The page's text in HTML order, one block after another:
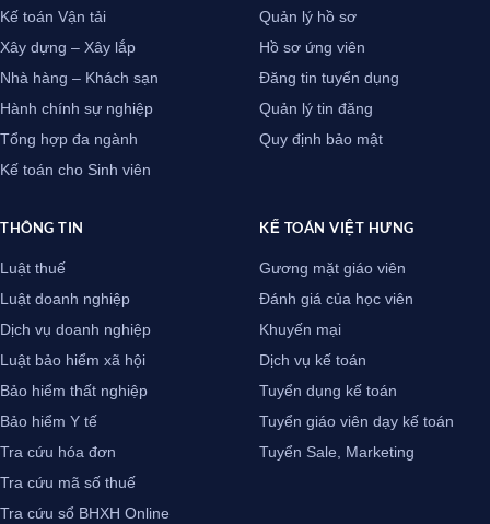
Kế toán Vận tải
Xây dựng – Xây lắp
Nhà hàng – Khách sạn
Hành chính sự nghiệp
Tổng hợp đa ngành
Kế toán cho Sinh viên
Quản lý hồ sơ
Hồ sơ ứng viên
Đăng tin tuyển dụng
Quản lý tin đăng
Quy định bảo mật
THÔNG TIN
Luật thuế
Luật doanh nghiệp
Dịch vụ doanh nghiệp
Luật bảo hiểm xã hội
Bảo hiểm thất nghiệp
Bảo hiểm Y tế
Tra cứu hóa đơn
Tra cứu mã số thuế
Tra cứu sổ BHXH Online
KẾ TOÁN VIỆT HƯNG
Gương mặt giáo viên
Đánh giá của học viên
Khuyến mại
Dịch vụ kế toán
Tuyển dụng kế toán
Tuyển giáo viên dạy kế toán
Tuyển Sale, Marketing